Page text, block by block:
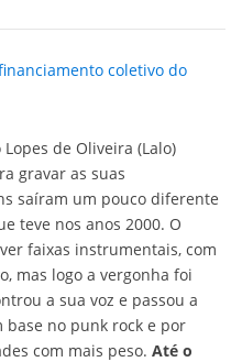
coletivo do
de Oliveira (Lalo)
gravar as suas
saíram um pouco diferente
teve nos anos 2000. O
faixas instrumentais, com
mas logo a vergonha foi
a sua voz e passou a
base no punk rock e por
com mais peso. Até o